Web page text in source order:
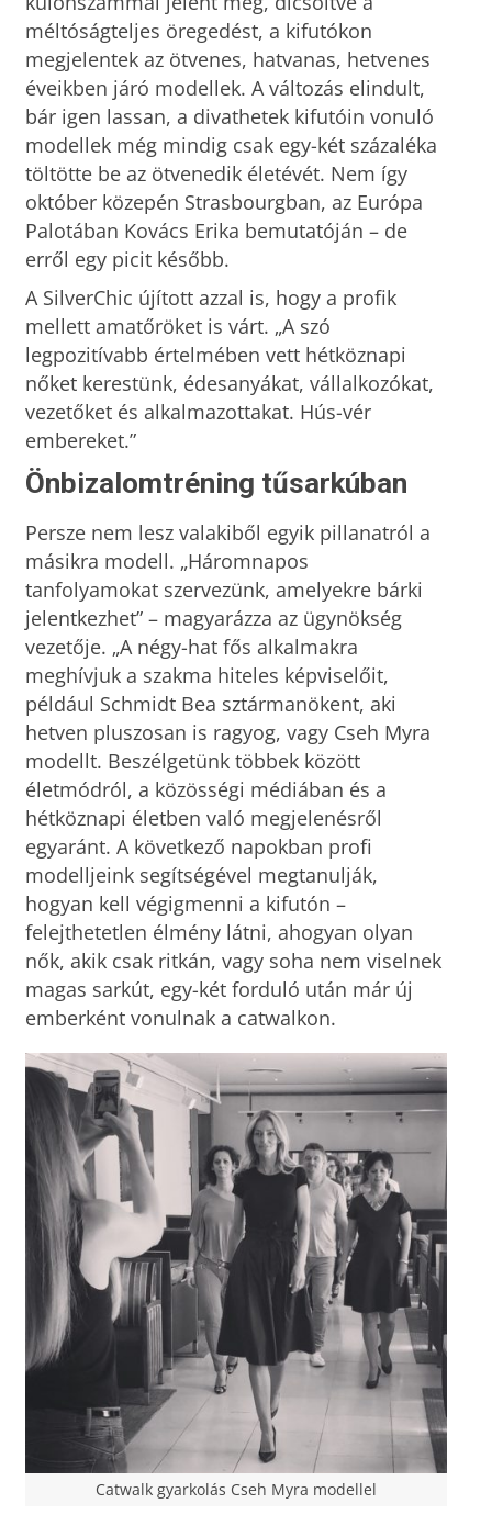
méltóságteljes öregedést, a kifutókon
megjelentek az ötvenes, hatvanas, hetvenes
éveikben járó modellek. A változás elindult,
bár igen lassan, a divathetek kifutóin vonuló
modellek még mindig csak egy-két százaléka
töltötte be az ötvenedik életévét. Nem így
október közepén Strasbourgban, az Európa
Palotában Kovács Erika bemutatóján – de
erről egy picit később.
A SilverChic újított azzal is, hogy a profik
mellett amatőröket is várt. „A szó
legpozitívabb értelmében vett hétköznapi
nőket kerestünk, édesanyákat, vállalkozókat,
vezetőket és alkalmazottakat. Hús-vér
embereket.”
Önbizalomtréning tűsarkúban
Persze nem lesz valakiből egyik pillanatról a
másikra modell. „Háromnapos
tanfolyamokat szervezünk, amelyekre bárki
jelentkezhet” – magyarázza az ügynökség
vezetője. „A négy-hat fős alkalmakra
meghívjuk a szakma hiteles képviselőit,
például Schmidt Bea sztármanökent, aki
hetven pluszosan is ragyog, vagy Cseh Myra
modellt. Beszélgetünk többek között
életmódról, a közösségi médiában és a
hétköznapi életben való megjelenésről
egyaránt. A következő napokban profi
modelljeink segítségével megtanulják,
hogyan kell végigmenni a kifutón –
felejthetetlen élmény látni, ahogyan olyan
nők, akik csak ritkán, vagy soha nem viselnek
magas sarkút, egy-két forduló után már új
emberként vonulnak a catwalkon.
Catwalk gyarkolás Cseh Myra modellel